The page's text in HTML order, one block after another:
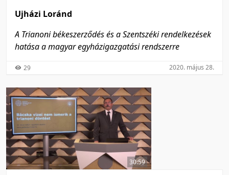
Ujházi Loránd
A Trianoni békeszerződés és a Szentszéki rendelkezések
hatása a magyar egyházigazgatási rendszerre
29 2020. május 28.
30:59